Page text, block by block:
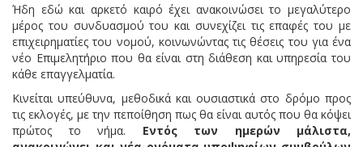
Ήδη εδώ και αρκετό καιρό έχει ανακοινώσει το μεγαλύτερο
μέρος του συνδυασμού του και συνεχίζει τις επαφές του με
επιχειρηματίες του νομού, κοινωνώντας τις θέσεις του για ένα
νέο Επιμελητήριο που θα είναι στη διάθεση και υπηρεσία του
κάθε επαγγελματία.
Κινείται υπεύθυνα, μεθοδικά και ουσιαστικά στο δρόμο προς
τις εκλογές, με την πεποίθηση πως θα είναι αυτός που θα κόψει
πρώτος το νήμα. Εντός των ημερών μάλιστα,